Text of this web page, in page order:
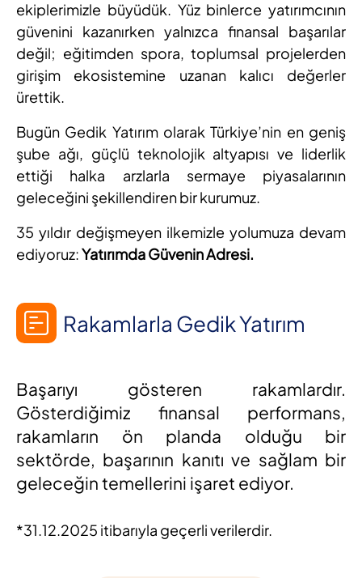
ekiplerimizle büyüdük. Yüz binlerce yatırımcının
güvenini kazanırken yalnızca finansal başarılar
değil; eğitimden spora, toplumsal projelerden
girişim ekosistemine uzanan kalıcı değerler
ürettik.
Bugün Gedik Yatırım olarak Türkiye’nin en geniş
şube ağı, güçlü teknolojik altyapısı ve liderlik
ettiği halka arzlarla sermaye piyasalarının
geleceğini şekillendiren bir kurumuz.
35 yıldır değişmeyen ilkemizle yolumuza devam
ediyoruz:Yatırımda Güvenin Adresi.
Rakamlarla Gedik Yatırım
Başarıyı gösteren rakamlardır.
Gösterdiğimiz finansal performans,
rakamların ön planda olduğu bir
sektörde, başarının kanıtı ve sağlam bir
geleceğin temellerini işaret ediyor.
*31.12.2025 itibarıyla geçerli verilerdir.